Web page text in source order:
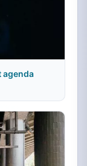
agenda